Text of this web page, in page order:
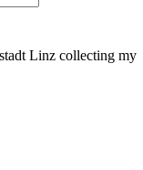
Linz collecting my